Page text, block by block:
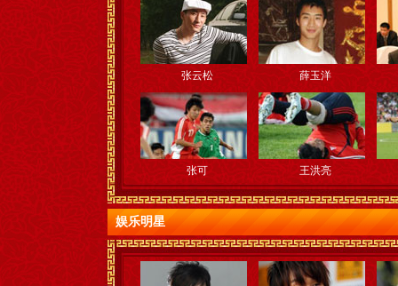
张云松 薛玉洋
张可 王洪亮
娱乐明星